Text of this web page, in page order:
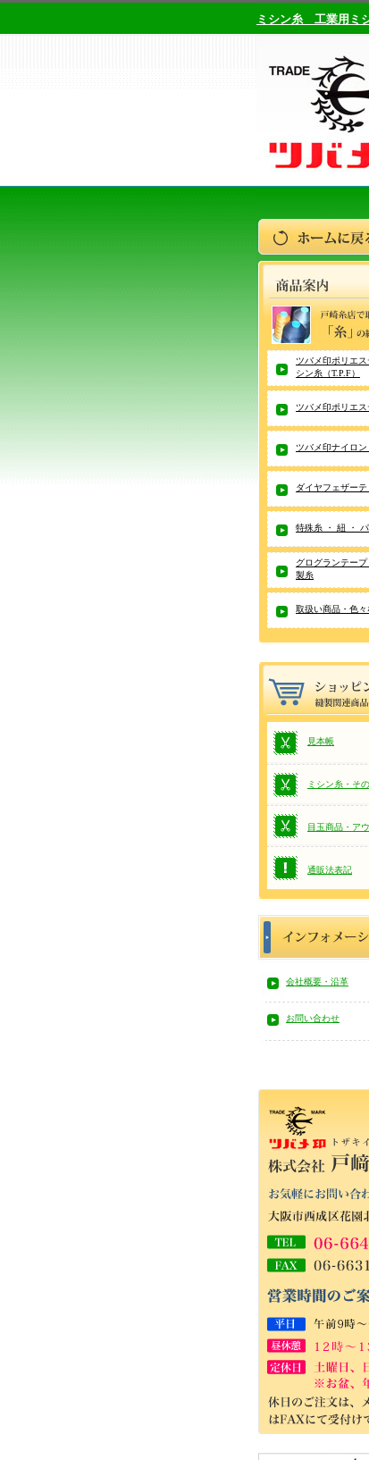
ミシン糸 工業用ミ
ツバメ印ポリエス
シン糸（T.P.F）
ツバメ印ポリエ
ツバメ印ナイロ
ダイヤフェザー
特殊糸 ・ 紐 ・
グログランテー
製糸
取扱い商品・色々
見本帳
ミシン糸・そ
目玉商品・ア
通販法表記
会社概要・沿革
お問い合わせ